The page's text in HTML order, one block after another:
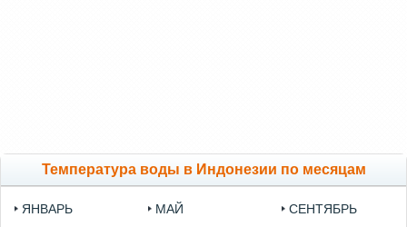
Температура воды в Индонезии по месяцам
ЯНВАРЬ
МАЙ
СЕНТЯБРЬ